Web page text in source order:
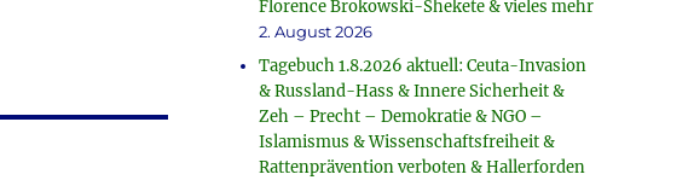
Florence Brokowski-Shekete & vieles mehr
2. August 2026
Tagebuch 1.8.2026 aktuell: Ceuta-Invasion
& Russland-Hass & Innere Sicherheit &
Zeh – Precht – Demokratie & NGO –
Islamismus & Wissenschaftsfreiheit &
Rattenprävention verboten & Hallerforden